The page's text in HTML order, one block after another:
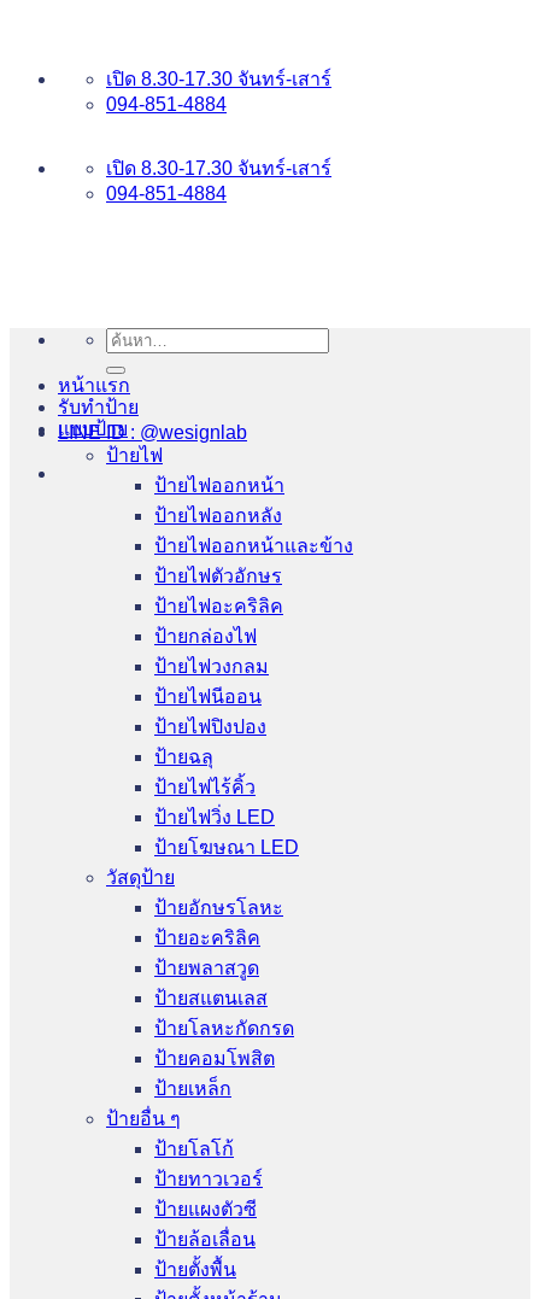
เปิด 8.30-17.30 จันทร์-เสาร์
094-851-4884
เปิด 8.30-17.30 จันทร์-เสาร์
094-851-4884
LINE ID : @wesignlab
ค้นหา:
หน้าแรก
รับทำป้าย
แบบป้าย
ป้ายไฟ
ป้ายไฟออกหน้า
ป้ายไฟออกหลัง
ป้ายไฟออกหน้าและข้าง
ป้ายไฟตัวอักษร
ป้ายไฟอะคริลิค
ป้ายกล่องไฟ
ป้ายไฟวงกลม
ป้ายไฟนีออน
ป้ายไฟปิงปอง
ป้ายฉลุ
ป้ายไฟไร้คิ้ว
ป้ายไฟวิ่ง LED
ป้ายโฆษณา LED
วัสดุป้าย
ป้ายอักษรโลหะ
ป้ายอะคริลิค
ป้ายพลาสวูด
ป้ายสแตนเลส
ป้ายโลหะกัดกรด
ป้ายคอมโพสิต
ป้ายเหล็ก
ป้ายอื่น ๆ
ป้ายโลโก้
ป้ายทาวเวอร์
ป้ายแผงตัวซี
ป้ายล้อเลื่อน
ป้ายตั้งพื้น